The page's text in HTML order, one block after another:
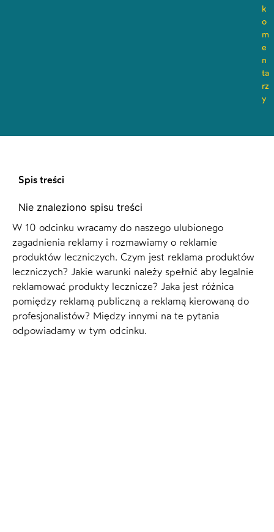
k
o
m
e
n
ta
rz
y
Spis treści
Nie znaleziono spisu treści
W 10 odcinku wracamy do naszego ulubionego
zagadnienia reklamy i rozmawiamy o reklamie
produktów leczniczych. Czym jest reklama produktów
leczniczych? Jakie warunki należy spełnić aby legalnie
reklamować produkty lecznicze? Jaka jest różnica
pomiędzy reklamą publiczną a reklamą kierowaną do
profesjonalistów? Między innymi na te pytania
odpowiadamy w tym odcinku.